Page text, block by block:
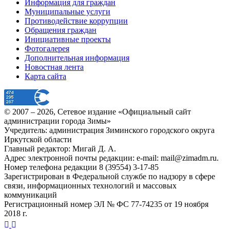
Информация для граждан
Муниципальные услуги
Противодействие коррупции
Обращения граждан
Инициативные проекты
Фотогалерея
Дополнительная информация
Новостная лента
Карта сайта
© 2007 – 2026, Сетевое издание «Официальный сайт
администрации города Зимы»
Учредитель: администрация Зиминского городского округа
Иркутской области
Главный редактор: Мигай Д. А.
Адрес электронной почты редакции: e-mail: mail@zimadm.ru.
Номер телефона редакции 8 (39554) 3-17-85
Зарегистрирован в Федеральной службе по надзору в сфере
связи, информационных технологий и массовых
коммуникаций
Регистрационный номер ЭЛ № ФС 77-74235 от 19 ноября
2018 г.